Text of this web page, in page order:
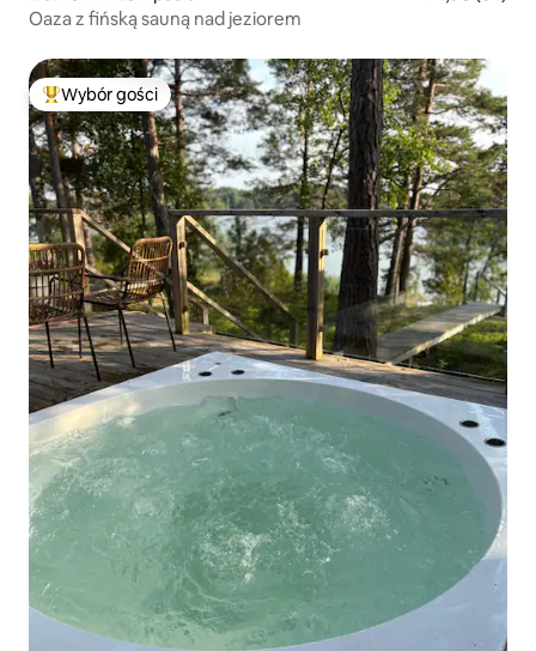
Oaza z fińską sauną nad jeziorem
Najpopularniejsze z kategorii Wybór gości
Wybór gości